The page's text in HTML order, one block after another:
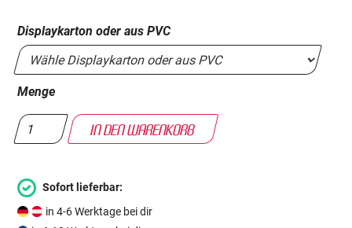
Displaykarton oder aus PVC
Menge
Sofort lieferbar:
in 4-6 Werktage bei dir